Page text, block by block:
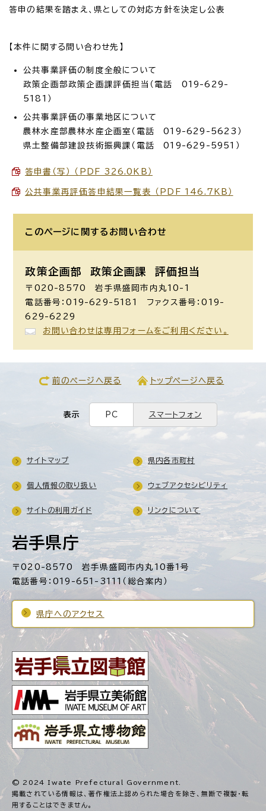
答申の結果を踏まえ、県としての対応方針を決定し公表
【本件に関する問い合わせ先】
公共事業評価の制度全般について
政策企画部政策企画課評価担当（電話 019-629-
5181）
公共事業評価の事業地区について
農林水産部農林水産企画室（電話 019-629-5623）
県土整備部建設技術振興課（電話 019-629-5951）
答申書（写） （PDF 326.0KB）
公共事業再評価答申結果一覧表 （PDF 146.7KB）
このページに関する お問い合わせ
政策企画部 政策企画課 評価担当
〒020-8570 岩手県盛岡市内丸10-1
電話番号：019-629-5181 ファクス番号：019-
629-6229
お問い合わせは専用フォームをご利用ください。
前のページへ戻る トップページへ戻る
表示 PC スマートフォン
岩手県庁
〒020-8570 岩手県盛岡市内丸10番1号
電話番号：019-651-3111（総合案内）
県庁へのアクセス
サイトマップ 県内各市町村
個人情報の取り扱い ウェブアクセシビリティ
サイトの利用ガイド リンクについて
© 2024 Iwate Prefectural Government.
掲載されている情報は、著作権法上認められた場合を除き、無断で複製・転
用することはできません。